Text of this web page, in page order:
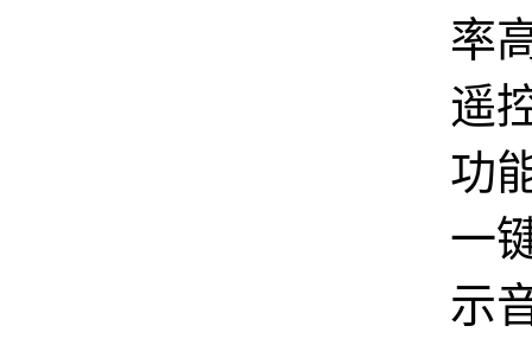
率
遥
功
一
示